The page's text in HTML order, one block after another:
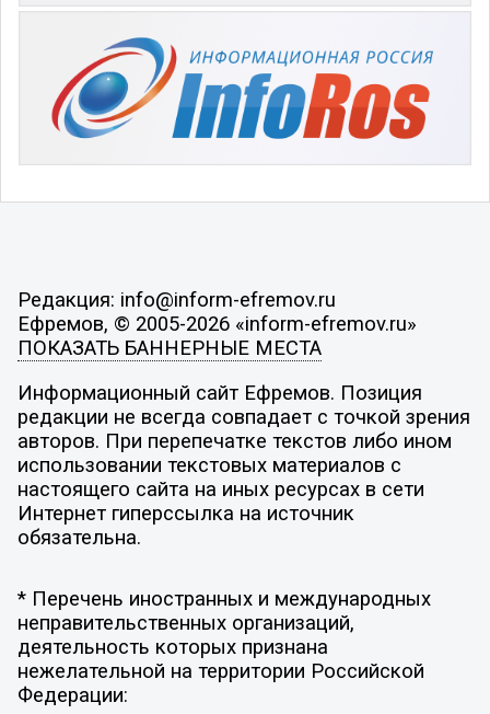
Редакция: info@inform-efremov.ru
Ефремов, © 2005-2026 «inform-efremov.ru»
ПОКАЗАТЬ БАННЕРНЫЕ МЕСТА
Информационный сайт Ефремов. Позиция
редакции не всегда совпадает с точкой зрения
авторов. При перепечатке текстов либо ином
использовании текстовых материалов с
настоящего сайта на иных ресурсах в сети
Интернет гиперссылка на источник
обязательна.
* Перечень иностранных и международных
неправительственных организаций,
деятельность которых признана
нежелательной на территории Российской
Федерации: